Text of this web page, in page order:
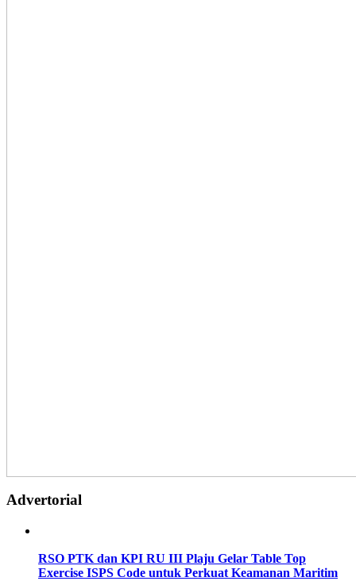
Advertorial
RSO PTK dan KPI RU III Plaju Gelar Table Top
Exercise ISPS Code untuk Perkuat Keamanan Maritim